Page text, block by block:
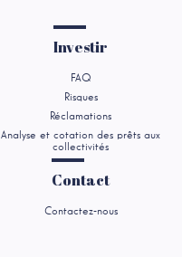
Investir
FAQ
Risques
Réclamations
Analyse et cotation des prêts aux
collectivités
Contact
Contactez-nous